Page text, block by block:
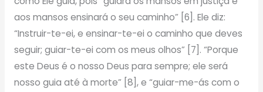
aos mansos ensinará o seu caminho” [6]. Ele diz:
“Instruir-te-ei, e ensinar-te-ei o caminho que deves
seguir; guiar-te-ei com os meus olhos” [7]. “Porque
este Deus é o nosso Deus para sempre; ele será
nosso guia até à morte” [8], e “guiar-me-ás com o